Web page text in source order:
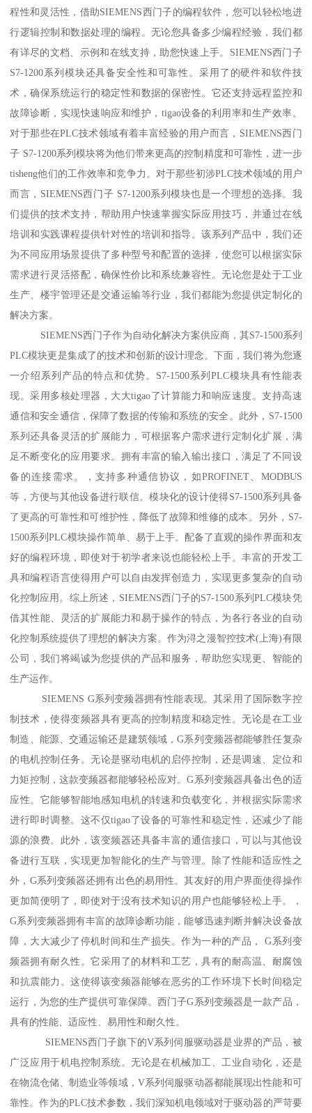
程性和灵活性，借助SIEMENS西门子的编程软件，您可以轻松地进
行逻辑控制和数据处理的编程。无论您具备多少编程经验，我们都
有详尽的文档、示例和在线支持，助您快速上手。SIEMENS西门子
S7-1200系列模块还具备安全性和可靠性。采用了的硬件和软件技
术，确保系统运行的稳定性和数据的保密性。它还支持远程监控和
故障诊断，实现快速响应和维护，tigao设备的利用率和生产效率。
对于那些在PLC技术领域有着丰富经验的用户而言，SIEMENS西门
子 S7-1200系列模块将为他们带来更高的控制精度和可靠性，进一步
tisheng他们的工作效率和竞争力。对于那些初涉PLC技术领域的用户
而言，SIEMENS西门子 S7-1200系列模块也是一个理想的选择。我
们提供的技术支持，帮助用户快速掌握实际应用技巧，并通过在线
培训和实践课程提供针对性的培训和指导。该系列产品中，我们还
为不同应用场景提供了多种型号和配置的选择，使您可以根据实际
需求进行灵活搭配，确保性价比和系统兼容性。无论您是处于工业
生产、楼宇管理还是交通运输等行业，我们都能为您提供定制化的
解决方案。
SIEMENS西门子作为自动化解决方案供应商，其S7-1500系列
PLC模块更是集成了的技术和创新的设计理念。下面，我们将为您逐
一介绍系列产品的特点和优势。S7-1500系列PLC模块具有性能表
现。采用多核处理器，大大tigao了计算能力和响应速度。支持高速
通信和安全通信，保障了数据的传输和系统的安全。此外，S7-1500
系列还具备灵活的扩展能力，可根据客户需求进行定制化扩展，满
足不断变化的应用要求。拥有丰富的输入输出接口，满足了不同设
备的连接需求。，支持多种通信协议，如PROFINET、MODBUS
等，方便与其他设备进行联信。模块化的设计使得S7-1500系列具备
了更高的可靠性和可维护性，降低了故障和维修的成本。另外，S7-
1500系列PLC模块操作简单、易于上手。配备了直观的操作界面和友
好的编程环境，即使对于初学者来说也能轻松上手。丰富的开发工
具和编程语言使得用户可以自由发挥创造力，实现更多复杂的自动
化控制应用。综上所述，SIEMENS西门子的S7-1500系列PLC模块凭
借其性能、灵活的扩展能力和易于操作的特点，为各行各业的自动
化控制系统提供了理想的解决方案。作为浔之漫智控技术(上海)有限
公司，我们将竭诚为您提供的产品和服务，帮助您实现更、智能的
生产运作。
SIEMENS G系列变频器拥有性能表现。其采用了国际数字控
制技术，使得变频器具有更高的控制精度和稳定性。无论是在工业
制造、能源、交通运输还是建筑领域，G系列变频器都能够胜任复杂
的电机控制任务。无论是驱动电机的启停控制，还是调速、定位和
力矩控制，这款变频器都能够轻松应对。G系列变频器具备出色的适
应性。它能够智能地感知电机的转速和负载变化，并根据实际需求
进行即时调整。这不仅tigao了设备的可靠性和稳定性，还减少了能
源的浪费。此外，该变频器还具备丰富的通信接口，可以与其他设
备进行互联，实现更加智能化的生产与管理。除了性能和适应性之
外，G系列变频器还拥有出色的易用性。其友好的用户界面使得操作
更加简便明了，即使对于没有技术知识的用户也能够轻松上手。，
G系列变频器拥有丰富的故障诊断功能，能够迅速判断并解决设备故
障，大大减少了停机时间和生产损失。作为一种的产品， G系列变
频器拥有耐久性。它采用了的材料和工艺，具有的耐高温、耐腐蚀
和抗震能力。这使得该变频器能够在恶劣的工作环境下长时间稳定
运行，为您的生产提供可靠保障。西门子G系列变频器是一款产品，
具有的性能、适应性、易用性和耐久性。
SIEMENS西门子旗下的V系列伺服驱动器是业界的产品，被
广泛应用于机电控制系统。无论是在机械加工、工业自动化，还是
在物流仓储、制造业等领域，V系列伺服驱动器都能展现出性能和可
靠性。作为的PLC技术参数，我们深知机电领域对于驱动器的严苛要